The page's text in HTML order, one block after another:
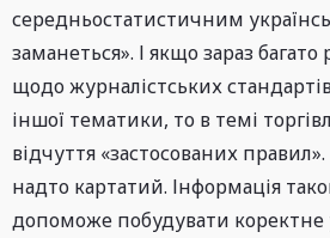
середньостатистичним
заманеться». І якщо зараз
щодо журналістських
іншої тематики, то в темі
відчуття «застосованих
надто картатий. Інформація
допоможе побудувати коректне